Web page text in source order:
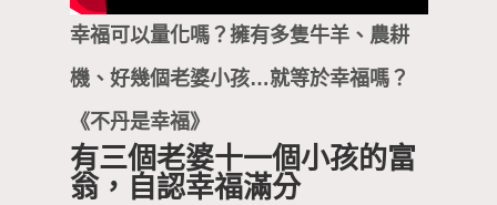
幸福可以量化嗎？擁有多隻牛羊、農耕
機、好幾個老婆小孩…就等於幸福嗎？
《不丹是幸福》
有三個老婆十一個小孩的富
翁，自認幸福滿分